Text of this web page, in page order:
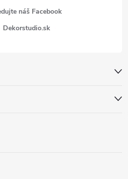
náš Facebook
Dekorstudio.sk